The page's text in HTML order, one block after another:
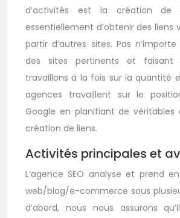
d’activités est la création de
essentiellement d’obtenir des liens
partir d’autres sites. Pas
des sites pertinents et faisant
travaillons à la fois sur la quantité
agences travaillent sur le
Google en planifiant de véritables
création de liens.
Activités principales et
L’agence SEO analyse et prend
web/blog/e-commerce sous
d’abord, nous nous assurons